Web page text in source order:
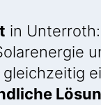
in Unterroth: